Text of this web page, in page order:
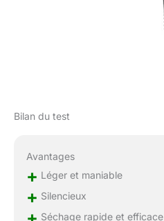
Bilan du test
Avantages
+ Léger et maniable
+ Silencieux
Séchage rapide et efficace